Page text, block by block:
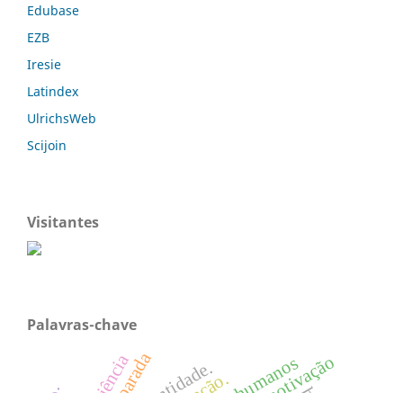
Edubase
EZB
Iresie
Latindex
UlrichsWeb
Scijoin
Visitantes
Palavras-chave
motivação